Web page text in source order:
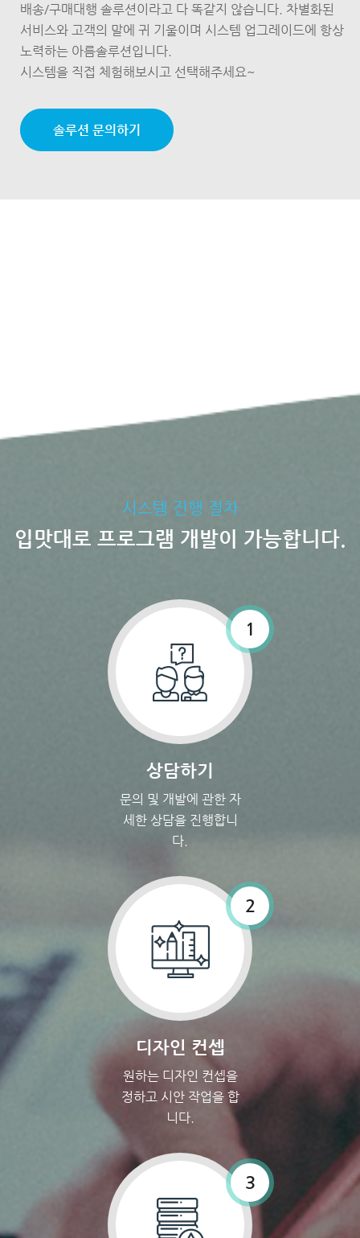
배송/구매대행 솔루션이라고 다 똑같지 않습니다. 차별화된
서비스와 고객의 말에 귀 기울이며 시스템 업그레이드에 항상
노력하는 아름솔루션입니다.
시스템을 직접 체험해보시고 선택해주세요~
솔루션 문의하기
시스템 진행 절차
입맛대로 프로그램 개발이 가능합니다.
1
상담하기
문의 및 개발에 관한 자
세한 상담을 진행합니
다.
2
디자인 컨셉
원하는 디자인 컨셉을
정하고 시안 작업을 합
니다.
3